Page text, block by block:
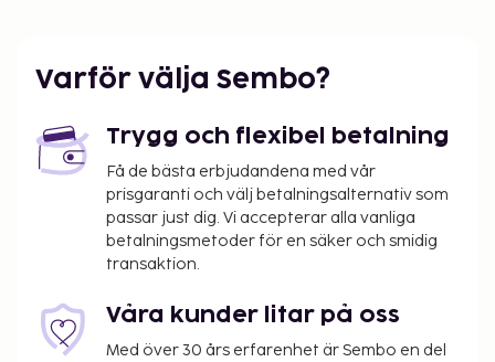
Varför välja Sembo?
Trygg och flexibel betalning
Få de bästa erbjudandena med vår
prisgaranti och välj betalningsalternativ som
passar just dig. Vi accepterar alla vanliga
betalningsmetoder för en säker och smidig
transaktion.
Våra kunder litar på oss
Med över 30 års erfarenhet är Sembo en del